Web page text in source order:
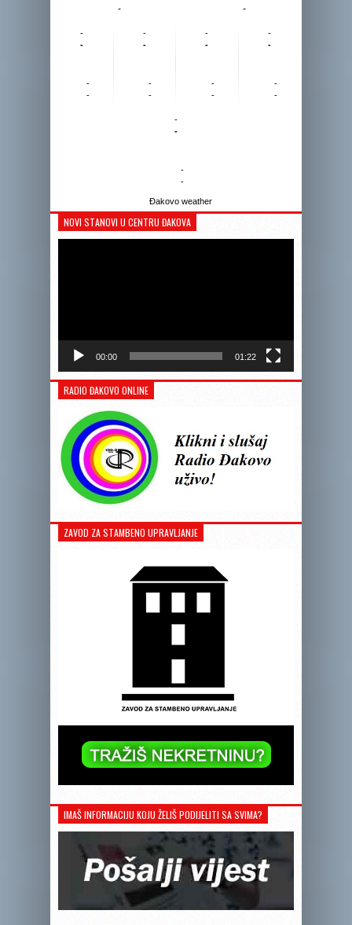
-
-
-
-
-
-
-
-
-
-
-
-
-
-
-
-
-
-
-
-
-
-
Đakovo weather
NOVI STANOVI U CENTRU ĐAKOVA
00:00 01:22
RADIO ĐAKOVO ONLINE
ZAVOD ZA STAMBENO UPRAVLJANJE
IMAŠ INFORMACIJU KOJU ŽELIŠ PODIJELITI SA SVIMA?